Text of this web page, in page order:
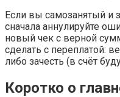
Если вы самозанятый и
сначала аннулируйте
новый чек с верной
сделать с переплатой:
либо зачесть (в счёт
Коротко о